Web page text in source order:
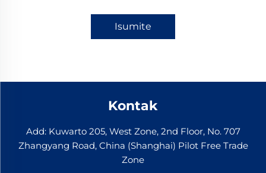
Isumite
Kontak
Add: Kuwarto 205, West Zone, 2nd Floor, No. 707
Zhangyang Road, China (Shanghai) Pilot Free Trade
Zone